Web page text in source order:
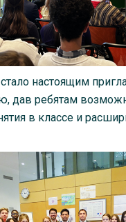
стало настоящим
дав ребятам
в классе и